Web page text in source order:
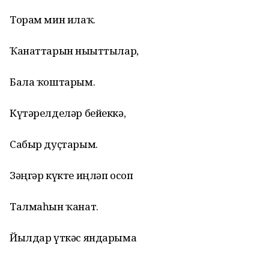
Торам мин илаҡ.
Ҡанаттарын нығыттылар,
Бала ҡоштарым.
Күтәрелделәр бейеккә,
Сабыр дуҫтарым.
Зәңгәр күкте иңләп осоп
Талмаһын ҡанат.
Йылдар үткәс яндарыма